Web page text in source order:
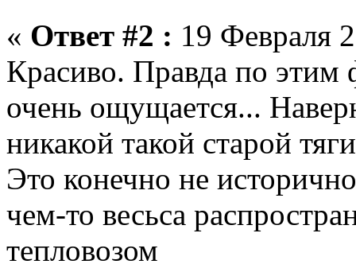
« Ответ #2 : 19 Февраля
Красиво. Правда по этим
очень ощущается...
никакой такой старой
Это конечно не
чем-то весьса
тепловозом